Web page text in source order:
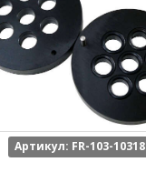
Артикул: FR-103-10318